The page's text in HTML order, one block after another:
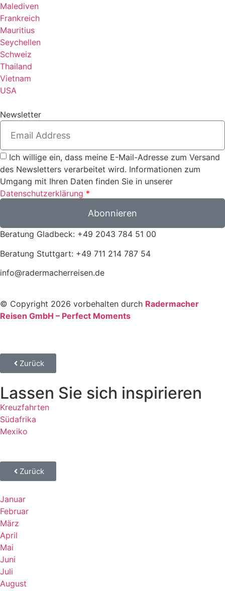
Malediven
Frankreich
Mauritius
Seychellen
Schweiz
Thailand
Vietnam
USA
Newsletter
Ich willige ein, dass meine E-Mail-Adresse zum Versand
des Newsletters verarbeitet wird. Informationen zum
Umgang mit Ihren Daten finden Sie in unserer
Datenschutzerklärung *
Abonnieren
Beratung Gladbeck: +49 2043 784 51 00
Beratung Stuttgart: +49 711 214 787 54
info@radermacherreisen.de
© Copyright 2026 vorbehalten durch Radermacher
Reisen GmbH – Perfect Moments
Zurück
Lassen Sie sich inspirieren
Kreuzfahrten
Südafrika
Mexiko
Zurück
Januar
Februar
März
April
Mai
Juni
Juli
August